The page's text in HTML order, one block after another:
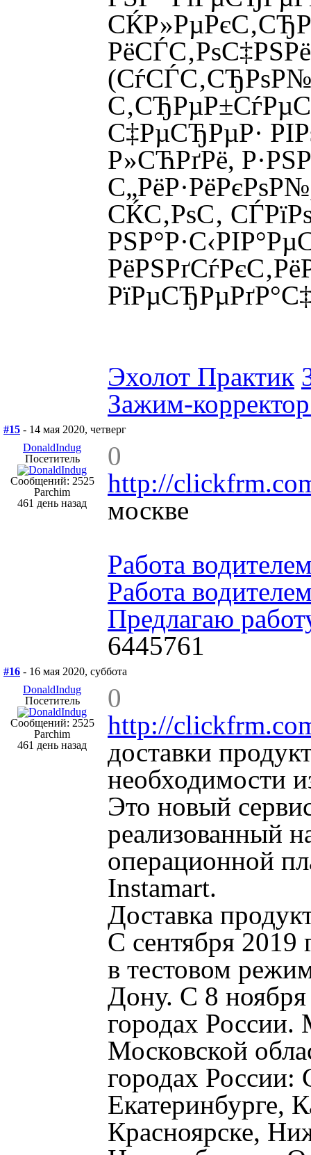
С‡РµСЂРµР·
Р»СЋРґРё,
СЌС‚РѕС‚
Эхолот Практик
Зажим-
#15 - 14 мая 2020, четверг
DonaldIndug
Посетитель
Сообщений: 2525
Parchim
461 день назад
0
http://
москве
Работа
Работа
Предлагаю
6445761
#16 - 16 мая 2020, суббота
DonaldIndug
Посетитель
Сообщений: 2525
Parchim
461 день назад
0
http://
доставки
необходимости
Это новый
реализованный
операционной
Instamart.
Доставка
С сентября 2019
в тестовом
Дону. С 8 ноября
городах
Московской
городах России:
Екатеринбурге,
Красноярске,